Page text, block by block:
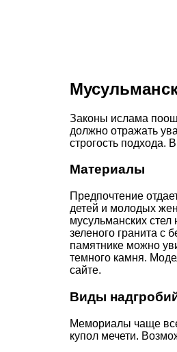
Законы ислама
должно отражать
строгость
Материалы
Предпочтение
детей и молодых
мусульманских
зеленого гранита с
памятнике можно
темного камня.
сайте.
Виды
Мемориалы чаще
купол мечети.